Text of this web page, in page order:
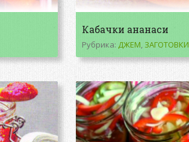
Кабачки ананаси
Рубрика: ДЖЕМ, ЗАГОТОВКИ